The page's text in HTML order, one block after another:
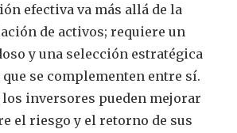
efectiva va más allá de la
de activos; requiere un
y una selección estratégica
se complementen entre sí.
inversores pueden mejorar
el riesgo y el retorno de sus